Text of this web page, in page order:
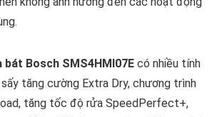
bát Bosch SMS4HMI07E có nhiều tính
sấy tăng cường Extra Dry, chương trình
tăng tốc độ rửa SpeedPerfect+,